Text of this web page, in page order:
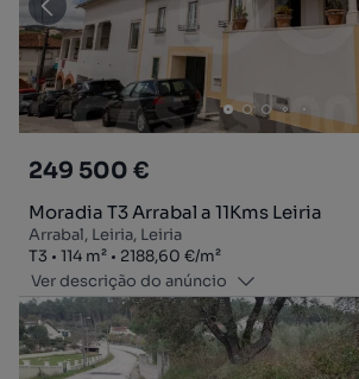
249 500 €
Moradia T3 Arrabal a 11Kms Leiria
Arrabal, Leiria, Leiria
Tipologia
T3
Zona114 m²
Preço por metro quadrado
2188,60 €/m²
Ver descrição do anúncio